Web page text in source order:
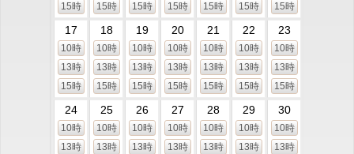
15時
15時
15時
15時
15時
15時
15時
17
10時
13時
15時
18
10時
13時
15時
19
10時
13時
15時
20
10時
13時
15時
21
10時
13時
15時
22
10時
13時
15時
23
10時
13時
15時
24
10時
13時
25
10時
13時
26
10時
13時
27
10時
13時
28
10時
13時
29
10時
13時
30
10時
13時